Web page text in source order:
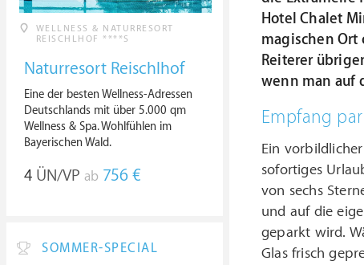
Hotel Chalet
magischen
Reiterer
wenn man auf
Empfang
Ein
sofortiges
von sechs
und auf die
geparkt wird.
Glas frisch
WELLNESS & NATURRESORT
REISCHLHOF ****S
Naturresort Reischlhof
Eine der besten Wellness-Adressen
Deutschlands mit über 5.000 qm
Wellness & Spa. Wohlfühlen im
Bayerischen Wald.
4 ÜN/VP ab 756 €
SOMMER-SPECIAL